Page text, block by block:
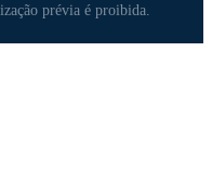
prévia é proibida.